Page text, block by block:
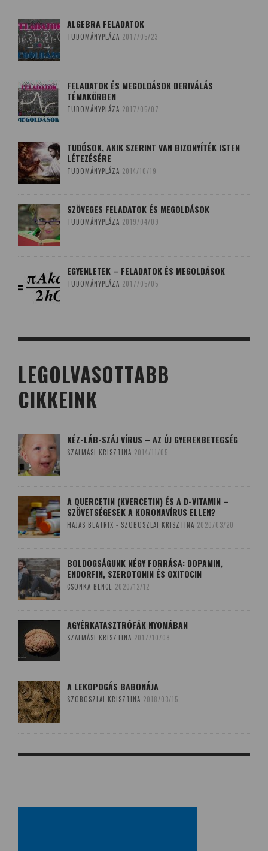
ALGEBRA FELADATOK
TUDOMÁNYPLÁZA 2017/05/23
FELADATOK ÉS MEGOLDÁSOK DERIVÁLÁS
TÉMAKÖRBEN
TUDOMÁNYPLÁZA 2017/05/07
TUDÓSOK, AKIK SZERINT VAN BIZONYÍTÉK ISTEN
LÉTEZÉSÉRE
TUDOMÁNYPLÁZA 2014/10/19
SZÖVEGES FELADATOK ÉS MEGOLDÁSOK
TUDOMÁNYPLÁZA 2019/04/09
EGYENLETEK – FELADATOK ÉS MEGOLDÁSOK
TUDOMÁNYPLÁZA 2017/05/05
LEGOLVASOTTABB
CIKKEINK
KÉZ-LÁB-SZÁJ VÍRUS – AZ ÚJ GYEREKBETEGSÉG
SZALMÁSI KRISZTINA 2014/11/05
A QUERCETIN (KVERCETIN) ÉS A D-VITAMIN –
SZÖVETSÉGESEK A KORONAVÍRUS ELLEN?
HAJAS BEATRIX - SZOBOSZLAI KRISZTINA 2020/03/20
BOLDOGSÁGUNK NÉGY FORRÁSA: DOPAMIN,
ENDORFIN, SZEROTONIN ÉS OXITOCIN
CSONKA BENCE 2020/12/12
AGYÉRKATASZTRÓFÁK NYOMÁBAN
SZALMÁSI KRISZTINA 2017/10/08
A LEKOPOGÁS BABONÁJA
SZOBOSZLAI KRISZTINA 2018/03/15